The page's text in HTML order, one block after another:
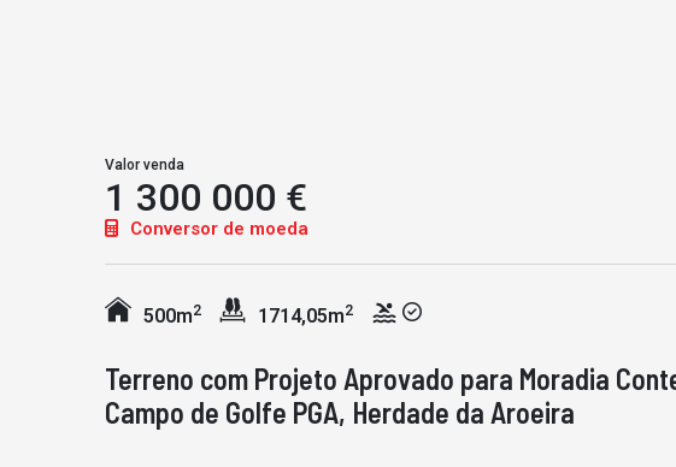
Valor venda
1 300 000 €
Conversor de moeda
500m2 1714,05m2
Terreno com Projeto Aprovado para Moradia
Campo de Golfe PGA, Herdade da Aroeira